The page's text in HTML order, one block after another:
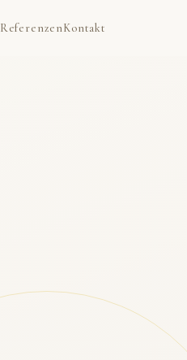
ReferenzenKontakt